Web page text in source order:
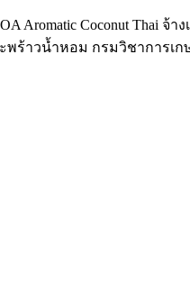
Aromatic Coconut Thai จ้
พร้าวน้ำหอม กรมวิชาการเก